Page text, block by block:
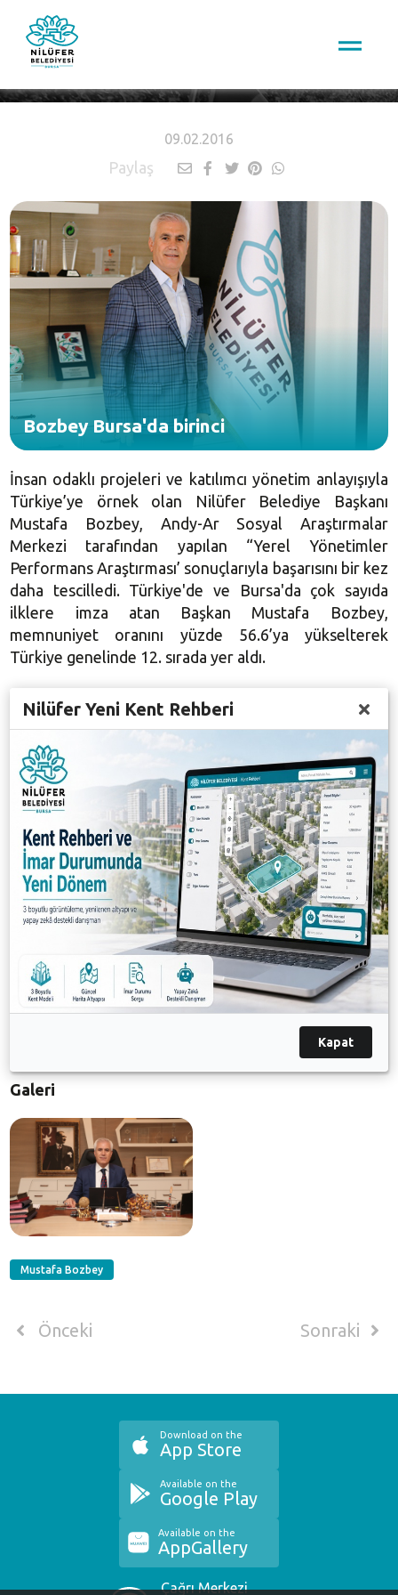
09.02.2016
Paylaş
Bozbey Bursa'da birinci
İnsan odaklı projeleri ve katılımcı yönetim anlayışıyla
Türkiye’ye örnek olan Nilüfer Belediye Başkanı
Mustafa Bozbey, Andy-Ar Sosyal Araştırmalar
Merkezi tarafından yapılan “Yerel Yönetimler
Performans Araştırması’ sonuçlarıyla başarısını bir kez
daha tescilledi. Türkiye'de ve Bursa'da çok sayıda
ilklere imza atan Başkan Mustafa Bozbey,
memnuniyet oranını yüzde 56.6’ya yükselterek
Türkiye genelinde 12. sırada yer aldı.
21 Ekim – 9 Aralık 2015 tarihleri arasında 34 bin
vatandaş ile yapılan ankette, belediye başkanlarının
performansları analiz edildi. Belediye hizmetlerinden
memnuniyet ve belediye başkanlarının tanınırlığı gibi
soruların yer aldığı ankette Nilüfer Belediye Başkanı
Mustafa Bozbey, memnuniyet oranını Ocak 2015’te
yapılan anket sonuçlarına göre yüzde 52.9'dan yüzde
56,6’ya yükseltti.
Türkiye genelinde ilçe belediyeleri arasında yapılan
anket sonuçlarına göre 20 ilçe belediye başkanının
yer aldığı listeye Bursa’dan girmeyi başaran tek isim
Nilüfer Belediye Başkanı Mustafa Bozbey oldu.
Galeri
Mustafa Bozbey
Önceki Sonraki
Çağrı Merkezi
Download on the
App Store
Available on the
Google Play
Available on the
AppGallery
Nilüfer Yeni Kent Rehberi
Kapat